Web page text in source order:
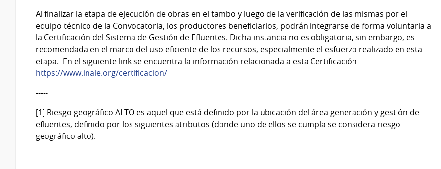
Al finalizar la etapa de ejecución de obras en el tambo y luego de la verificación de las mismas por el
equipo técnico de la Convocatoria, los productores beneficiarios, podrán integrarse de forma voluntaria a
la Certificación del Sistema de Gestión de Efluentes. Dicha instancia no es obligatoria, sin embargo, es
recomendada en el marco del uso eficiente de los recursos, especialmente el esfuerzo realizado en esta
etapa. En el siguiente link se encuentra la información relacionada a esta Certificación
https://www.inale.org/certificacion/
-----
[1] Riesgo geográfico ALTO es aquel que está definido por la ubicación del área generación y gestión de
efluentes, definido por los siguientes atributos (donde uno de ellos se cumpla se considera riesgo
geográfico alto):